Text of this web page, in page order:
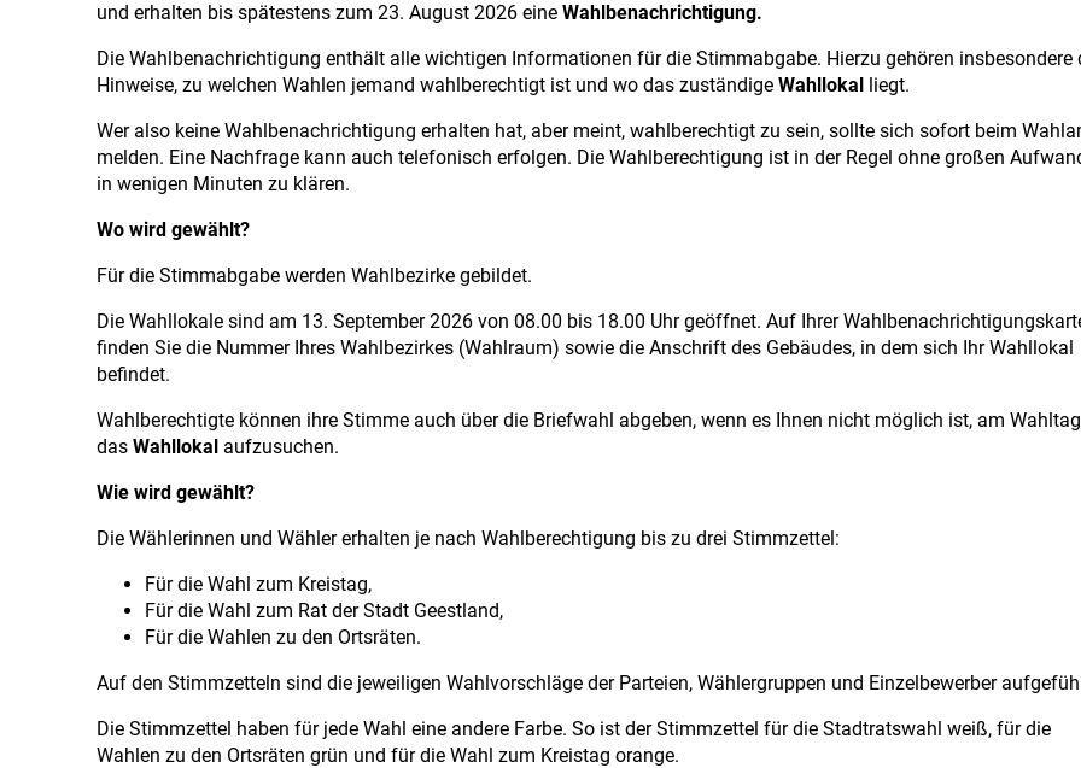
und erhalten bis spätestens zum 23. August 2026 eine Wahlbenachrichtigung.
Die Wahlbenachrichtigung enthält alle wichtigen Informationen für die Stimmabgabe. Hierzu gehören insbesondere
Hinweise, zu welchen Wahlen jemand wahlberechtigt ist und wo das zuständige Wahllokal liegt.
Wer also keine Wahlbenachrichtigung erhalten hat, aber meint, wahlberechtigt zu sein, sollte sich sofort beim
melden. Eine Nachfrage kann auch telefonisch erfolgen. Die Wahlberechtigung ist in der Regel ohne großen
in wenigen Minuten zu klären.
Wo wird gewählt?
Für die Stimmabgabe werden Wahlbezirke gebildet.
Die Wahllokale sind am 13. September 2026 von 08.00 bis 18.00 Uhr geöffnet. Auf Ihrer
finden Sie die Nummer Ihres Wahlbezirkes (Wahlraum) sowie die Anschrift des Gebäudes, in dem sich Ihr Wahllokal
befindet.
Wahlberechtigte können ihre Stimme auch über die Briefwahl abgeben, wenn es Ihnen nicht möglich ist, am Wahltag
das Wahllokal aufzusuchen.
Wie wird gewählt?
Die Wählerinnen und Wähler erhalten je nach Wahlberechtigung bis zu drei Stimmzettel:
Für die Wahl zum Kreistag,
Für die Wahl zum Rat der Stadt Geestland,
Für die Wahlen zu den Ortsräten.
Auf den Stimmzetteln sind die jeweiligen Wahlvorschläge der Parteien, Wählergruppen und Einzelbewerber
Die Stimmzettel haben für jede Wahl eine andere Farbe. So ist der Stimmzettel für die Stadtratswahl weiß, für die
Wahlen zu den Ortsräten grün und für die Wahl zum Kreistag orange.